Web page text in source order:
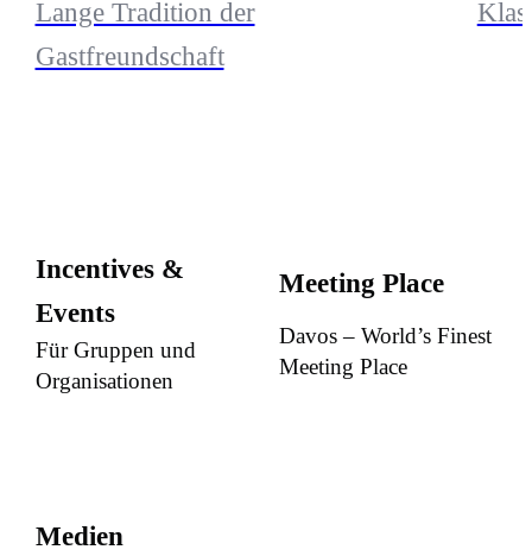
Lange Tradition der
Gastfreundschaft
Incentives &
Events
Für Gruppen und
Organisationen
Meeting Place
Davos – World’s Finest
Meeting Place
Medien